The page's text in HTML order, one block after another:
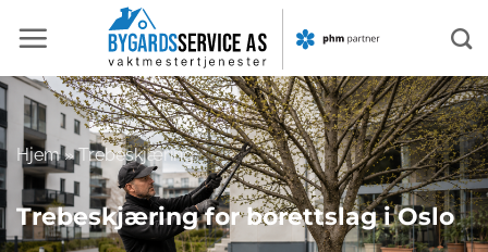
Hjem»Trebeskjæring
Trebeskjæring for borettslag i Oslo